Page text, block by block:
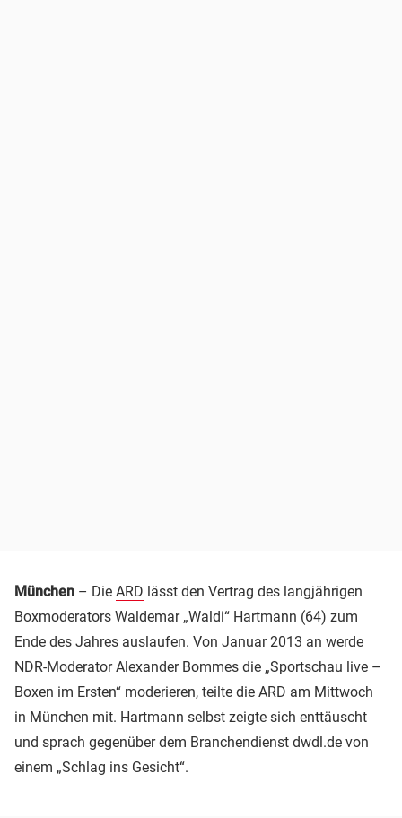
München – Die ARD lässt den Vertrag des langjährigen
Boxmoderators Waldemar „Waldi“ Hartmann (64) zum
Ende des Jahres auslaufen. Von Januar 2013 an werde
NDR-Moderator Alexander Bommes die „Sportschau live –
Boxen im Ersten“ moderieren, teilte die ARD am Mittwoch
in München mit. Hartmann selbst zeigte sich enttäuscht
und sprach gegenüber dem Branchendienst dwdl.de von
einem „Schlag ins Gesicht“.